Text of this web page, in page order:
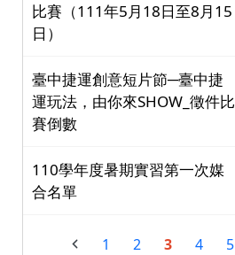
比賽（111年5月18日至8月15
日）
臺中捷運創意短片節─臺中捷
運玩法，由你來SHOW_徵件比
賽倒數
110學年度暑期實習第一次媒
合名單
1 2 3 4 5